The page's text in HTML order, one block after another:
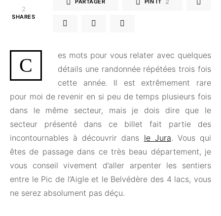
2
SHARES
PARTAGER PIN IT
C
es mots pour vous relater avec quelques
détails une randonnée répétées trois fois
cette année. Il est extrêmement rare
pour moi de revenir en si peu de temps plusieurs fois
dans le même secteur, mais je dois dire que le
secteur présenté dans ce billet fait partie des
incontournables à découvrir dans le Jura. Vous qui
êtes de passage dans ce très beau département, je
vous conseil vivement d’aller arpenter les sentiers
entre le Pic de l’Aigle et le Belvédère des 4 lacs, vous
ne serez absolument pas déçu.